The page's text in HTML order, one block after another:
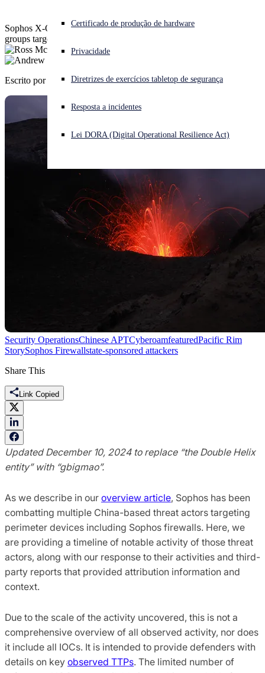
Enfrentando um ataque cibernético? Obtenha ajuda imediata
Iniciar sessão
Português (Brasil) Open language switcher
Certificado de produção de hardware
Privacidade
Diretrizes de exercícios tabletop de segurança
Resposta a incidentes
Lei DORA (Digital Operational Resilience Act)
Sophos X-Ops unveils five-year investigation tracking China-based
groups targeting perimeter devices
Escrito por Ross McKerchar,Andrew Brandt
Security OperationsChinese APTCyberoamfeaturedPacific Rim
StorySophos Firewallstate-sponsored attackers
Share This
Link Copied
Updated December 10, 2024 to replace “the Double Helix
entity” with “gbigmao”.
As we describe in our overview article, Sophos has been
combatting multiple China-based threat actors targeting
perimeter devices including Sophos firewalls. Here, we
are providing a timeline of notable activity of those threat
actors, along with our response to their activities and third-
party reports that provided attribution information and
context.
Due to the scale of the activity uncovered, this is not a
comprehensive overview of all observed activity, nor does
it include all IOCs. It is intended to provide defenders with
details on key observed TTPs. The limited number of